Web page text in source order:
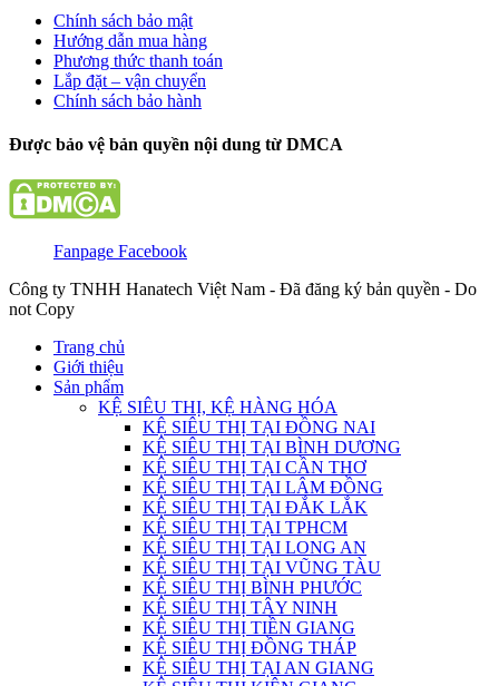
Chính sách bảo mật
Hướng dẫn mua hàng
Phương thức thanh toán
Lắp đặt – vận chuyển
Chính sách bảo hành
Được bảo vệ bản quyền nội dung từ DMCA
Fanpage Facebook
Công ty TNHH Hanatech Việt Nam - Đã đăng ký bản quyền - Do
not Copy
Trang chủ
Giới thiệu
Sản phẩm
KỆ SIÊU THỊ, KỆ HÀNG HÓA
KỆ SIÊU THỊ TẠI ĐỒNG NAI
KỆ SIÊU THỊ TẠI BÌNH DƯƠNG
KỆ SIÊU THỊ TẠI CẦN THƠ
KỆ SIÊU THỊ TẠI LÂM ĐỒNG
KỆ SIÊU THỊ TẠI ĐẮK LẮK
KỆ SIÊU THỊ TẠI TPHCM
KỆ SIÊU THỊ TẠI LONG AN
KỆ SIÊU THỊ TẠI VŨNG TÀU
KỆ SIÊU THỊ BÌNH PHƯỚC
KỆ SIÊU THỊ TÂY NINH
KỆ SIÊU THỊ TIỀN GIANG
KỆ SIÊU THỊ ĐỒNG THÁP
KỆ SIÊU THỊ TẠI AN GIANG